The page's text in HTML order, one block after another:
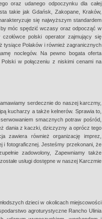
oraz udanego odpoczynku dla całej
takie jak Gdańsk, Zakopane, Kraków,
się najwyższym standardem
móc spędzić wczasy oraz odpocząć w
polski operator zajmujący się
tysiące Polaków i również zagranicznych
noclegów. Na pewno bogata oferta
w połączeniu z niskimi cenami na
serdecznie do naszej karczmy,
kucharzy a także kelnerów. Sprawia to,
smacznych potraw pośród,
dania z kaczki, dziczyzny a oprócz tego
zawiera również organizację imprez,
i fotograficznej. Jesteśmy przekonani, że
zadowolony, Zapewniamy także
usługi dostępne w naszej Karczmie
dzieci w okolicach miejscowości
agroturystyczne Rancho Ulinia